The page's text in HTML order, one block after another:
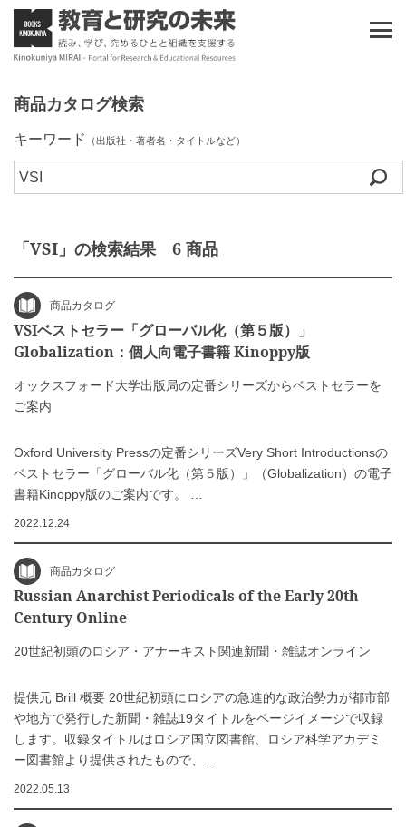
商品カタログ検索
キーワード （出版社・著者名・タイトルなど）
「VSI」の検索結果 6 商品
商品カタログ
VSIベストセラー「グローバル化（第５版）」
Globalization：個人向電子書籍 Kinoppy版
オックスフォード大学出版局の定番シリーズからベストセラーを
ご案内
Oxford University Pressの定番シリーズVery Short Introductionsの
ベストセラー「グローバル化（第５版）」（Globalization）の電子
書籍Kinoppy版のご案内です。 …
2022.12.24
商品カタログ
Russian Anarchist Periodicals of the Early 20th
Century Online
20世紀初頭のロシア・アナーキスト関連新聞・雑誌オンライン
提供元 Brill 概要 20世紀初頭にロシアの急進的な政治勢力が都市部
や地方で発行した新聞・雑誌19タイトルをページイメージで収録
します。収録タイトルはロシア国立図書館、ロシア科学アカデミ
ー図書館より提供されたもので、…
2022.05.13